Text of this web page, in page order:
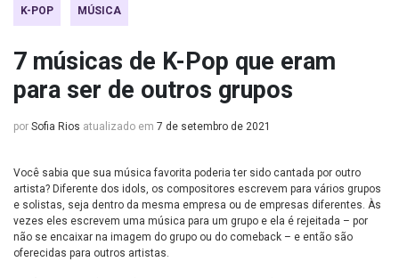
K-POP MÚSICA
7 músicas de K-Pop que eram
para ser de outros grupos
por Sofia Rios atualizado em 7 de setembro de 2021
Você sabia que sua música favorita poderia ter sido cantada por outro
artista? Diferente dos idols, os compositores escrevem para vários grupos
e solistas, seja dentro da mesma empresa ou de empresas diferentes. Às
vezes eles escrevem uma música para um grupo e ela é rejeitada – por
não se encaixar na imagem do grupo ou do comeback – e então são
oferecidas para outros artistas.